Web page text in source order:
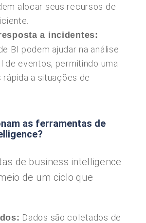
alocar seus recursos de
a incidentes:
BI podem ajudar na análise
de eventos, permitindo uma
a situações de
as ferramentas de
de business intelligence
de um ciclo que
Dados são coletados de